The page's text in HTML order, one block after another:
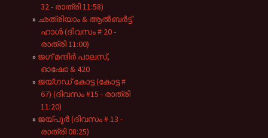
32 - രാത്രി 11:58)
ഛത്രിയാം & ആൽബർട്ട്
ഹാൾ (ദിവസം # 20 -
രാത്രി 11:00)
ജഗ് മന്ദിർ പാലസ്,
ഓഷോ & 420
ജയ്ഗഡ് കോട്ട (കോട്ട #
67) (ദിവസം #15 - രാത്രി
11:20)
ജയ്പൂർ (ദിവസം # 13 -
രാത്രി 08:25)